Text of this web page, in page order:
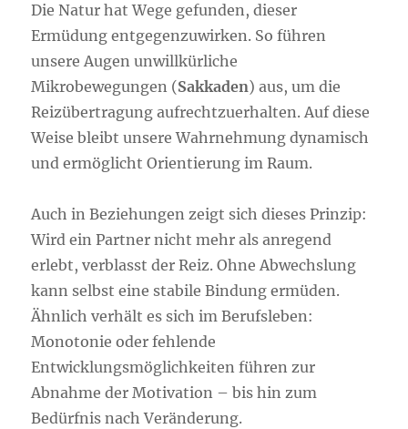
Die Natur hat Wege gefunden, dieser
Ermüdung entgegenzuwirken. So führen
unsere Augen unwillkürliche
Mikrobewegungen (Sakkaden) aus, um die
Reizübertragung aufrechtzuerhalten. Auf diese
Weise bleibt unsere Wahrnehmung dynamisch
und ermöglicht Orientierung im Raum.
Auch in Beziehungen zeigt sich dieses Prinzip:
Wird ein Partner nicht mehr als anregend
erlebt, verblasst der Reiz. Ohne Abwechslung
kann selbst eine stabile Bindung ermüden.
Ähnlich verhält es sich im Berufsleben:
Monotonie oder fehlende
Entwicklungsmöglichkeiten führen zur
Abnahme der Motivation – bis hin zum
Bedürfnis nach Veränderung.